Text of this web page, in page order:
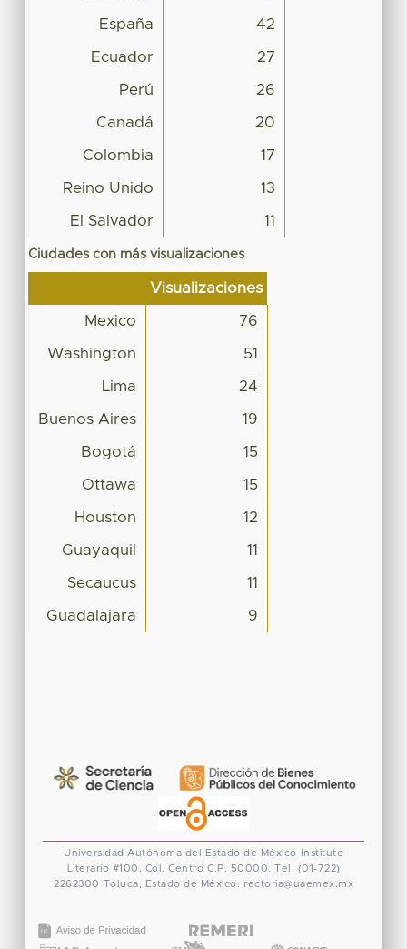
España 42
Ecuador 27
Perú 26
Canadá 20
Colombia 17
Reino Unido 13
El Salvador 11
Ciudades con más visualizaciones
Visualizaciones
Mexico 76
Washington 51
Lima 24
Buenos Aires 19
Bogotá 15
Ottawa 15
Houston 12
Guayaquil 11
Secaucus 11
Guadalajara 9
Universidad Autónoma del Estado de México
Instituto
Literario #100. Col. Centro C.P. 50000. Tel. (01-722)
2262300 Toluca, Estado de México. rectoria@uaemex.mx